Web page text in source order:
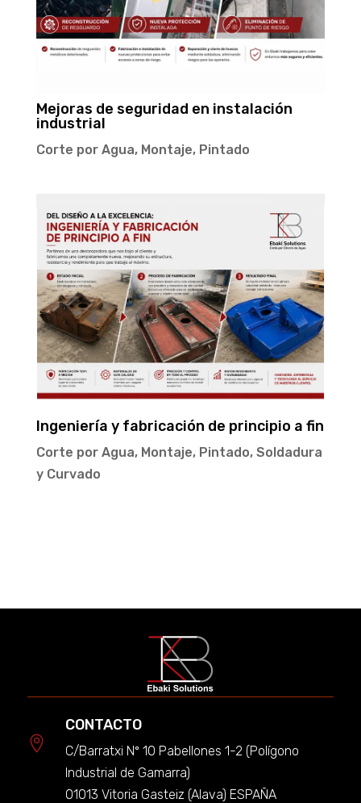
Mejoras de seguridad en instalación
industrial
Corte por Agua, Montaje, Pintado
Ingeniería y fabricación de principio a fin
Corte por Agua, Montaje, Pintado, Soldadura
y Curvado

CONTACTO
C/Barratxi Nº 10 Pabellones 1-2 (Polígono
Industrial de Gamarra)
01013 Vitoria Gasteiz (Alava) ESPAÑA